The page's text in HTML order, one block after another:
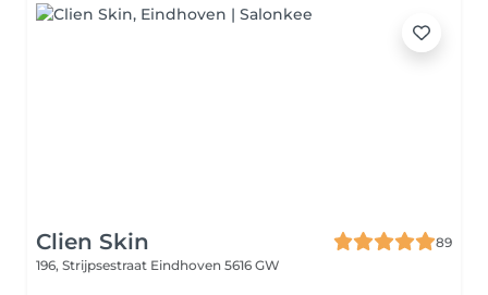
Clien Skin
89
196, Strijpsestraat Eindhoven 5616 GW